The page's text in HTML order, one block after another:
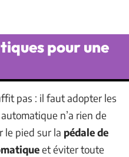
pour une
pas : il faut adopter les
n’a rien de
le pied sur la pédale de
et éviter toute